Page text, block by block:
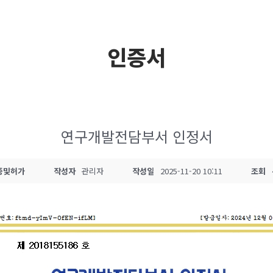
인증서
연구개발전담부서 인정서
및허가 작성자 관리자 작성일 2025-11-20 10:11 조회